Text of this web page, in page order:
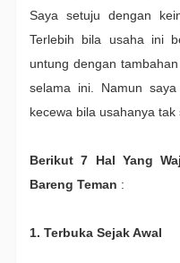
Saya setuju dengan
Terlebih bila usaha ini
untung dengan
selama ini. Namun
kecewa bila usahanya
Berikut 7 Hal Yang
Bareng Teman :
1. Terbuka Sejak Awal